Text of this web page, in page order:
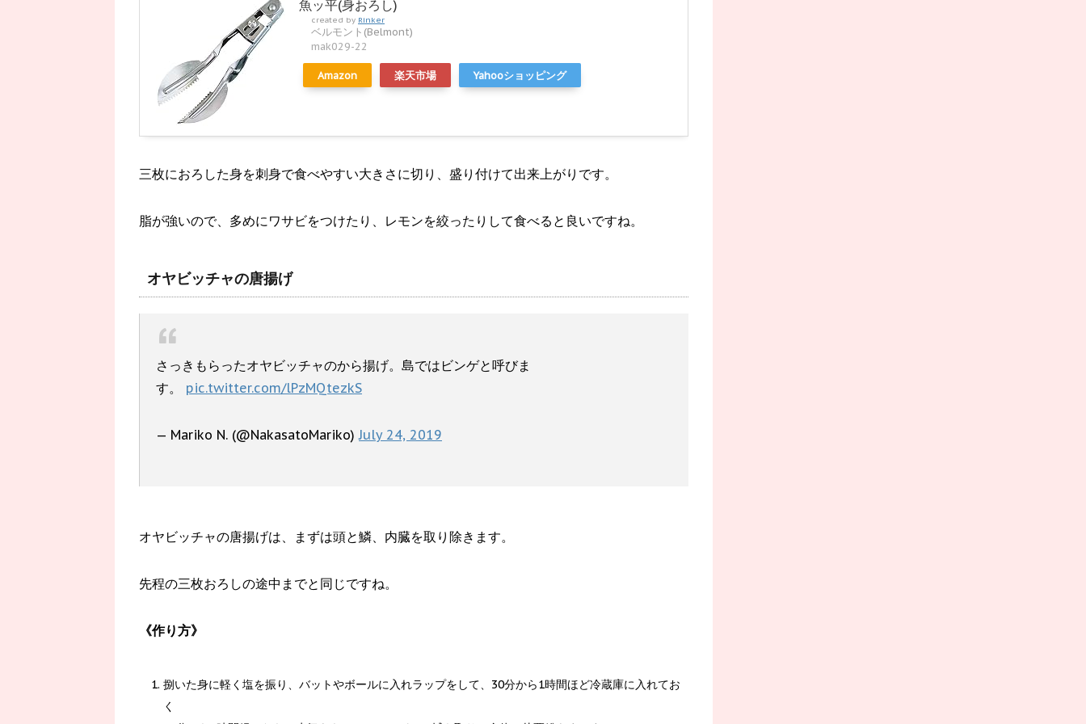
魚ッ平(身おろし)
created by Rinker
ベルモント(Belmont)
mak029-22
Amazon 楽天市場 Yahooショッピング
三枚におろした身を刺身で食べやすい大きさに切り、盛り付けて出来上がりです。
脂が強いので、多めにワサビをつけたり、レモンを絞ったりして食べると良いですね。
オヤビッチャの唐揚げ
さっきもらったオヤビッチャのから揚げ。島ではビンゲと呼びま
す。 pic.twitter.com/lPzMQtezkS
— Mariko N. (@NakasatoMariko)July 24, 2019
オヤビッチャの唐揚げは、まずは頭と鱗、内臓を取り除きます。
先程の三枚おろしの途中までと同じですね。
《作り方》
捌いた身に軽く塩を振り、バットやボールに入れラップをして、30分から1時間ほど冷蔵庫に入れてお
く